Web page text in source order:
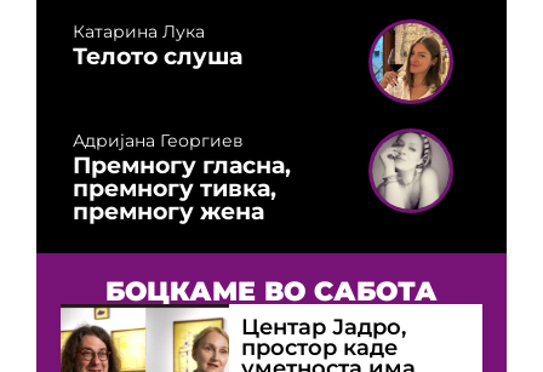
Катарина Лука
Телото слуша
Адријана Георгиев
Премногу гласна,
премногу тивка,
премногу жена
БОЦКАМЕ ВО САБОТА
Центар Јадро,
простор каде